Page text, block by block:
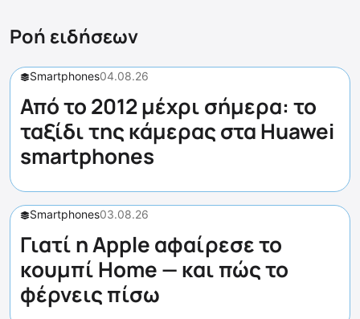
Ροή ειδήσεων
Smartphones04.08.26
Από το 2012 μέχρι σήμερα: το
ταξίδι της κάμερας στα Huawei
smartphones
Smartphones03.08.26
Γιατί η Apple αφαίρεσε το
κουμπί Home — και πώς το
φέρνεις πίσω